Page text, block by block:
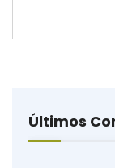
Últimos